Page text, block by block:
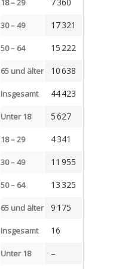
18 – 29
30 – 49 17 321
50 – 64 15 222
65 und älter 10 638
Insgesamt 44 423
Unter 18 5 627
18 – 29 4 341
30 – 49 11 955
50 – 64 13 325
65 und älter 9 175
Insgesamt 16
Unter 18 –